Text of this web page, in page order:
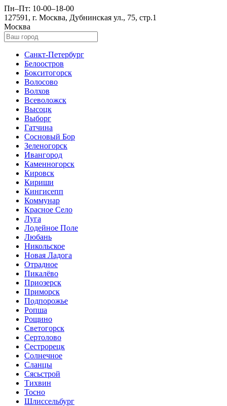
Пн–Пт: 10-00–18-00
127591, г. Москва, Дубнинская ул., 75, стр.1
Москва
Санкт-Петербург
Белоостров
Бокситогорск
Волосово
Волхов
Всеволожск
Высоцк
Выборг
Гатчина
Сосновый Бор
Зеленогорск
Ивангород
Каменногорск
Кировск
Кириши
Кингисепп
Коммунар
Красное Село
Луга
Лодейное Поле
Любань
Никольское
Новая Ладога
Отрадное
Пикалёво
Приозерск
Приморск
Подпорожье
Ропша
Рощино
Светогорск
Сертолово
Сестрорецк
Солнечное
Сланцы
Сясьстрой
Тихвин
Тосно
Шлиссельбург